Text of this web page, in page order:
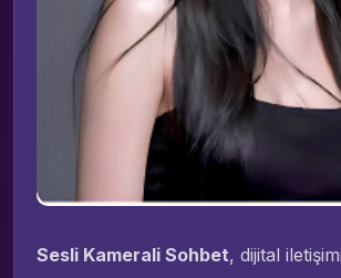
Sesli Kamerali Sohbet, dijital